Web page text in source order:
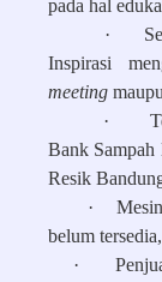
pada hal
·
Inspirasi
meeting
·
Bank Sampah
Resik
·
belum
·